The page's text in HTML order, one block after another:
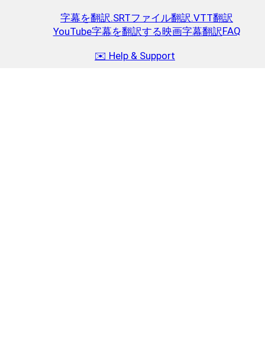
字幕を翻訳.SRTファイル翻訳.VTT翻訳
YouTube字幕を翻訳する映画字幕翻訳FAQ
✉️ Help & Support